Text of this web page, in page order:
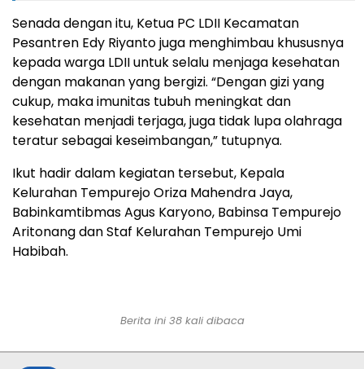
Senada dengan itu, Ketua PC LDII Kecamatan
Pesantren Edy Riyanto juga menghimbau khususnya
kepada warga LDII untuk selalu menjaga kesehatan
dengan makanan yang bergizi. “Dengan gizi yang
cukup, maka imunitas tubuh meningkat dan
kesehatan menjadi terjaga, juga tidak lupa olahraga
teratur sebagai keseimbangan,” tutupnya.
Ikut hadir dalam kegiatan tersebut, Kepala
Kelurahan Tempurejo Oriza Mahendra Jaya,
Babinkamtibmas Agus Karyono, Babinsa Tempurejo
Aritonang dan Staf Kelurahan Tempurejo Umi
Habibah.
Berita ini 38kali dibaca